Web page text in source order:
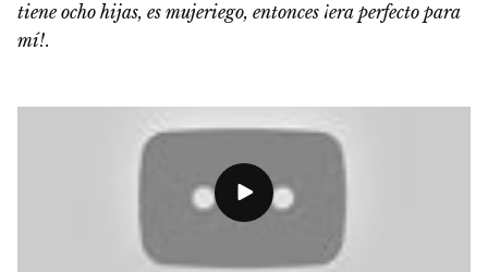
tiene ocho hijas, es mujeriego, entonces ¡era perfecto para
mí!.